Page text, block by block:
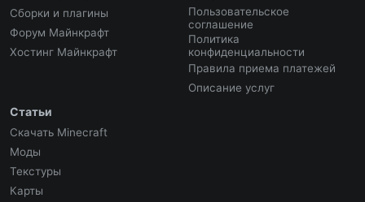
Сборки и плагины
Форум Майнкрафт
Хостинг Майнкрафт
Пользовательское
соглашение
Политика
конфиденциальности
Правила приема платежей
Описание услуг
Статьи
Скачать Minecraft
Моды
Текстуры
Карты